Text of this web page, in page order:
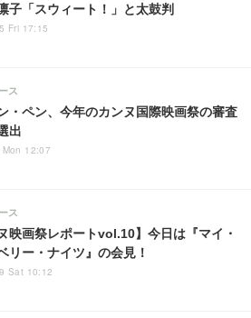
子「スウィート！」と太鼓判
Fri 17:15
・ペン、今年のカンヌ国際映画祭の審査
出
ス
12:07
映画祭レポートvol.10】今日は『マイ・
リー・ナイツ』の会見！
ス
Sat 10:12